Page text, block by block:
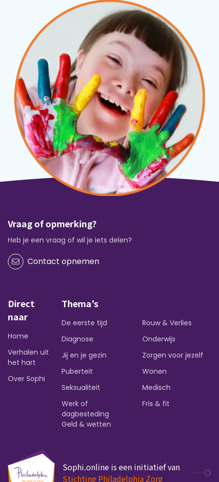
Vraag of opmerking?
Heb je een vraag of wil je iets delen?
Contact opnemen
Direct
naar
Home
Verhalen uit
het hart
Over Sophi
Thema's
De eerste tijd
Diagnose
Jij en je gezin
Puberteit
Seksualiteit
Werk of
dagbesteding
Rouw & Verlies
Onderwijs
Zorgen voor jezelf
Wonen
Medisch
Fris & fit
Geld & wetten
Sophi.online is een initiatief van
Stichting Philadelphia Zorg